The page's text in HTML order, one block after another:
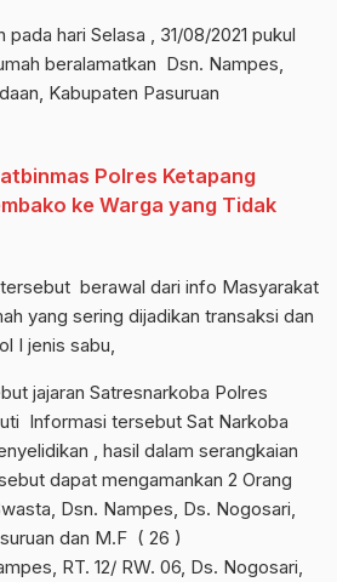
pada hari Selasa , 31/08/2021 pukul
beralamatkan Dsn. Nampes,
Kabupaten Pasuruan
Polres Ketapang
ke Warga yang Tidak
berawal dari info Masyarakat
yang sering dijadikan transaksi dan
I jenis sabu,
jajaran Satresnarkoba Polres
Informasi tersebut Sat Narkoba
, hasil dalam serangkaian
dapat mengamankan 2 Orang
Dsn. Nampes, Ds. Nogosari,
dan M.F ( 26 )
RT. 12/ RW. 06, Ds. Nogosari,